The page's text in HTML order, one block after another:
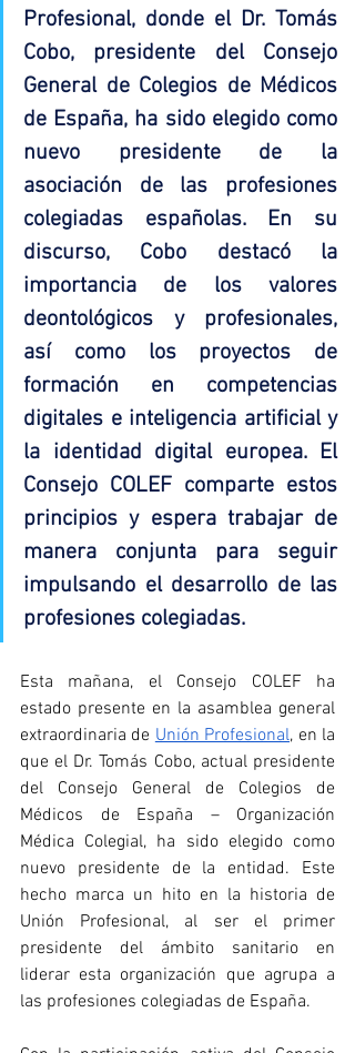
Profesional, donde el Dr. Tomás
Cobo, presidente del Consejo
General de Colegios de Médicos
de España, ha sido elegido como
nuevo presidente de la
asociación de las profesiones
colegiadas españolas. En su
discurso, Cobo destacó la
importancia de los valores
deontológicos y profesionales,
así como los proyectos de
formación en competencias
digitales e inteligencia artificial y
la identidad digital europea. El
Consejo COLEF comparte estos
principios y espera trabajar de
manera conjunta para seguir
impulsando el desarrollo de las
profesiones colegiadas.
Esta mañana, el Consejo COLEF ha
estado presente en la asamblea general
extraordinaria de Unión Profesional, en la
que el Dr. Tomás Cobo, actual presidente
del Consejo General de Colegios de
Médicos de España – Organización
Médica Colegial, ha sido elegido como
nuevo presidente de la entidad. Este
hecho marca un hito en la historia de
Unión Profesional, al ser el primer
presidente del ámbito sanitario en
liderar esta organización que agrupa a
las profesiones colegiadas de España.